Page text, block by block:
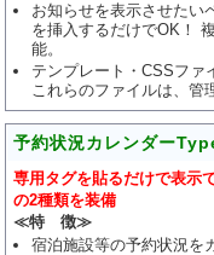
お知らせを表示させたい
を挿入するだけでOK！
能。
テンプレート・CSSファ
これらのファイルは、管
予約状況カレンダー
専用タグを貼るだけで表示
の2種類を装備
≪特 徴≫
宿泊施設等の予約状況を